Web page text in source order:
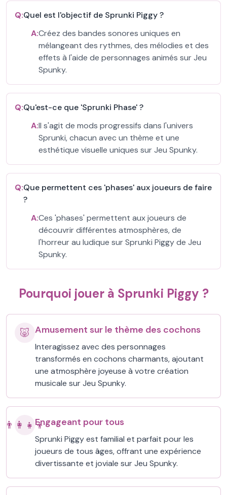
Q:Quel est l'objectif de Sprunki Piggy ?
A:Créez des bandes sonores uniques en
mélangeant des rythmes, des mélodies et des
effets à l'aide de personnages animés sur Jeu
Spunky.
Q:Qu'est-ce que 'Sprunki Phase' ?
A:Il s'agit de mods progressifs dans l'univers
Sprunki, chacun avec un thème et une
esthétique visuelle uniques sur Jeu Spunky.
Q:Que permettent ces 'phases' aux joueurs de faire
?
A:Ces 'phases' permettent aux joueurs de
découvrir différentes atmosphères, de
l'horreur au ludique sur Sprunki Piggy de Jeu
Spunky.
Pourquoi jouer à Sprunki Piggy ?
🐷 Amusement sur le thème des cochons
Interagissez avec des personnages
transformés en cochons charmants, ajoutant
une atmosphère joyeuse à votre création
musicale sur Jeu Spunky.
👨‍👩‍👧‍👦Engageant pour tous
Sprunki Piggy est familial et parfait pour les
joueurs de tous âges, offrant une expérience
divertissante et joviale sur Jeu Spunky.